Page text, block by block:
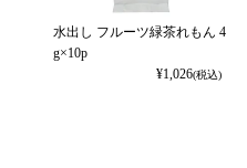
水出し フルーツ緑茶れもん 4
g×10p
¥1,026(税込)